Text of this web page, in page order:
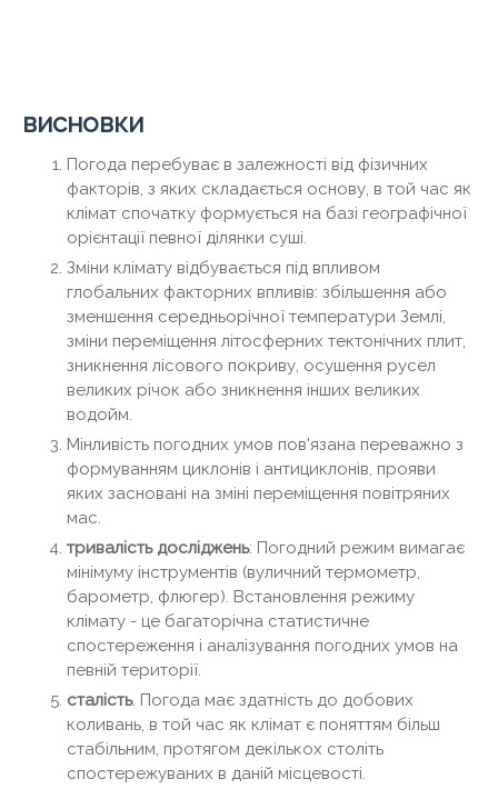
висновки
Погода перебуває в залежності від фізичних
факторів, з яких складається основу, в той час як
клімат спочатку формується на базі географічної
орієнтації певної ділянки суші.
Зміни клімату відбувається під впливом
глобальних факторних впливів: збільшення або
зменшення середньорічної температури Землі,
зміни переміщення літосферних тектонічних плит,
зникнення лісового покриву, осушення русел
великих річок або зникнення інших великих
водойм.
Мінливість погодних умов пов'язана переважно з
формуванням циклонів і антициклонів, прояви
яких засновані на зміні переміщення повітряних
мас.
тривалість досліджень: Погодний режим вимагає
мінімуму інструментів (вуличний термометр,
барометр, флюгер). Встановлення режиму
клімату - це багаторічна статистичне
спостереження і аналізування погодних умов на
певній території.
сталість. Погода має здатність до добових
коливань, в той час як клімат є поняттям більш
стабільним, протягом декількох століть
спостережуваних в даній місцевості.